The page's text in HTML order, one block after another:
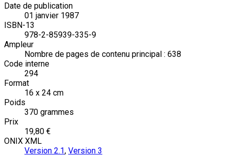
Date de publication
01 janvier 1987
ISBN-13
978-2-85939-335-9
Ampleur
Nombre de pages de contenu principal : 638
Code interne
294
Format
16 x 24 cm
Poids
370 grammes
Prix
19,80 €
ONIX XML
Version 2.1, Version 3